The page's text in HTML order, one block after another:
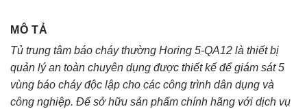
MÔ TẢ
Tủ trung tâm báo cháy thường Horing 5-QA12 là thiết bị
quản lý an toàn chuyên dụng được thiết kế để giám sát 5
vùng báo cháy độc lập cho các công trình dân dụng và
công nghiệp. Để sở hữu sản phẩm chính hãng với dịch vụ